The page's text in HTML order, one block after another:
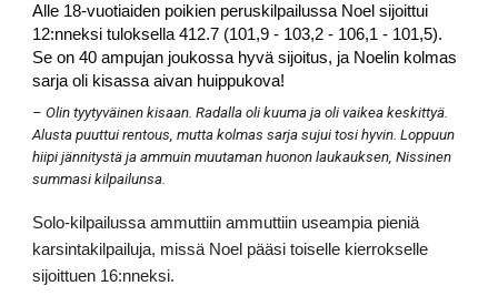
Alle 18-vuotiaiden poikien peruskilpailussa Noel sijoittui
12:nneksi tuloksella 412.7 (101,9 - 103,2 - 106,1 - 101,5).
Se on 40 ampujan joukossa hyvä sijoitus, ja Noelin kolmas
sarja oli kisassa aivan huippukova!
– Olin tyytyväinen kisaan. Radalla oli kuuma ja oli vaikea keskittyä.
Alusta puuttui rentous, mutta kolmas sarja sujui tosi hyvin. Loppuun
hiipi jännitystä ja ammuin muutaman huonon laukauksen, Nissinen
summasi kilpailunsa.
Solo-kilpailussa ammuttiin ammuttiin useampia pieniä
karsintakilpailuja, missä Noel pääsi toiselle kierrokselle
sijoittuen 16:nneksi.